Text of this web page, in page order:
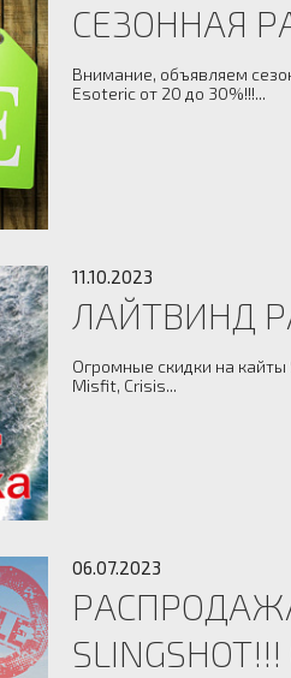
СЕЗОННАЯ
Внимание, объявляем
Esoteric от 20 до 30%!!!...
11.10.2023
ЛАЙТВИНД
Огромные скидки на кайты
Misfit, Crisis...
06.07.2023